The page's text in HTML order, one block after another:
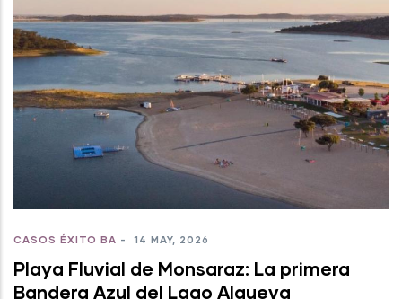
CASOS ÉXITO BA - 14 MAY, 2026
Playa Fluvial de Monsaraz: La primera
Bandera Azul del Lago Alqueva